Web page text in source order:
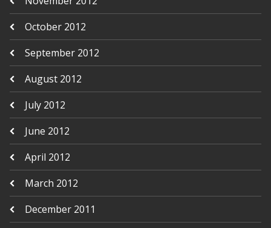
October 2012
September 2012
August 2012
July 2012
June 2012
April 2012
March 2012
December 2011